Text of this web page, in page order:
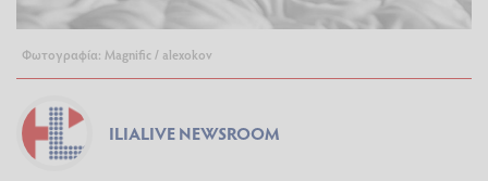
Φωτογραφία: Magnific / alexokov
ILIALIVE NEWSROOM